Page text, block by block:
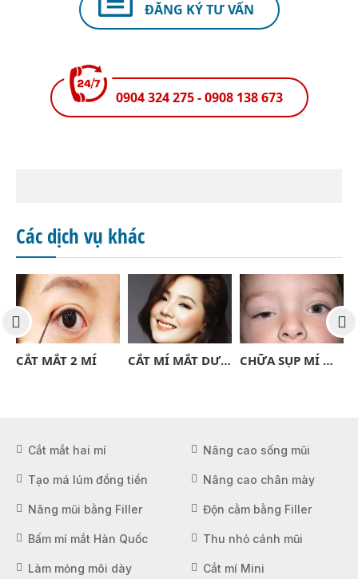
ĐĂNG KÝ TƯ VẤN
0904 324 275 - 0908 138 673
Các dịch vụ khác
CẮT MẮT 2 MÍ CẮT MÍ MẮT DƯỚI CHỮA SỤP MÍ MẮT BẨM SINH
Cắt mắt hai mí Nâng cao sống mũi
Tạo má lúm đồng tiền Nâng cao chân mày
Nâng mũi bằng Filler Độn cằm bằng Filler
Bấm mí mắt Hàn Quốc Thu nhỏ cánh mũi
Làm mỏng môi dày Cắt mí Mini